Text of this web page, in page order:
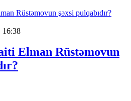
16:38
Elman Rüstəmovun